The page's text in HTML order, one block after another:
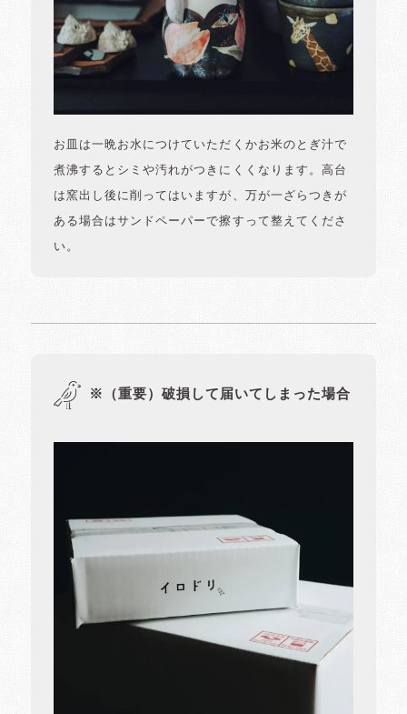
お皿は一晩お水につけていただくかお米のとぎ汁で
煮沸するとシミや汚れがつきにくくなります。高台
は窯出し後に削ってはいますが、万が一ざらつきが
ある場合はサンドペーパーで擦すって整えてくださ
い。
※（重要）破損して届いてしまった場合